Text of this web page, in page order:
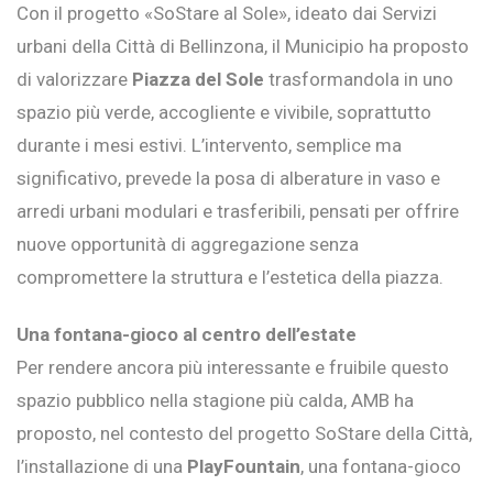
Con il progetto «SoStare al Sole», ideato dai Servizi
urbani della Città di Bellinzona, il Municipio ha proposto
di valorizzare Piazza del Sole trasformandola in uno
spazio più verde, accogliente e vivibile, soprattutto
durante i mesi estivi. L’intervento, semplice ma
significativo, prevede la posa di alberature in vaso e
arredi urbani modulari e trasferibili, pensati per offrire
nuove opportunità di aggregazione senza
compromettere la struttura e l’estetica della piazza.
Una fontana-gioco al centro dell’estate
Per rendere ancora più interessante e fruibile questo
spazio pubblico nella stagione più calda, AMB ha
proposto, nel contesto del progetto SoStare della Città,
l’installazione di una PlayFountain, una fontana-gioco